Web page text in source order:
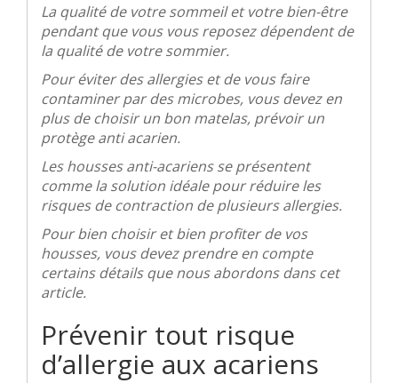
La qualité de votre sommeil et votre bien-être
pendant que vous vous reposez dépendent de
la qualité de votre sommier.
Pour éviter des allergies et de vous faire
contaminer par des microbes, vous devez en
plus de choisir un bon matelas, prévoir un
protège anti acarien.
Les housses anti-acariens se présentent
comme la solution idéale pour réduire les
risques de contraction de plusieurs allergies.
Pour bien choisir et bien profiter de vos
housses, vous devez prendre en compte
certains détails que nous abordons dans cet
article.
Prévenir tout risque
d’allergie aux acariens